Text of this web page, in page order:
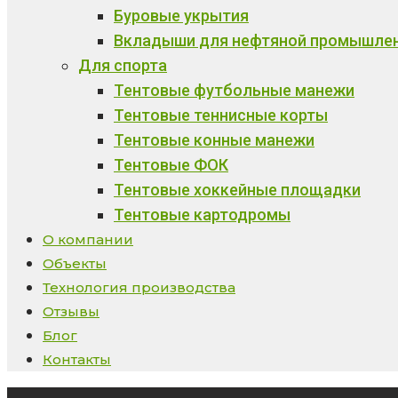
Буровые укрытия
Вкладыши для нефтяной
Для спорта
Тентовые футбольные манежи
Тентовые теннисные корты
Тентовые конные манежи
Тентовые ФОК
Тентовые хоккейные площадки
Тентовые картодромы
О компании
Объекты
Технология производства
Отзывы
Блог
Контакты